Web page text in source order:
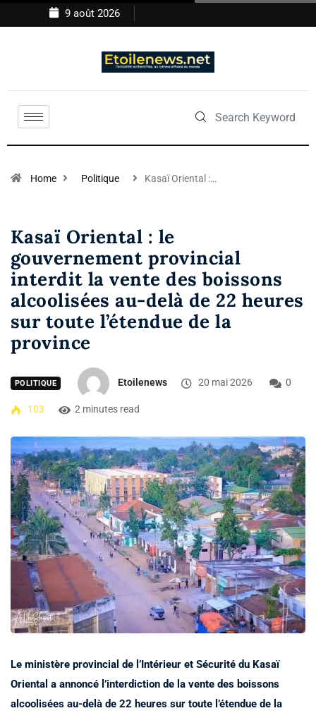
9 août 2026
Home Politique Kasaï Oriental :…
Kasaï Oriental : le
gouvernement provincial
interdit la vente des boissons
alcoolisées au-delà de 22 heures
sur toute l’étendue de la
province
POLITIQUE Etoilenews 20 mai 2026 0
103 2 minutes read
Le ministère provincial de l’Intérieur et Sécurité du Kasaï
Oriental a annoncé l’interdiction de la vente des boissons
alcoolisées au-delà de 22 heures sur toute l’étendue de la